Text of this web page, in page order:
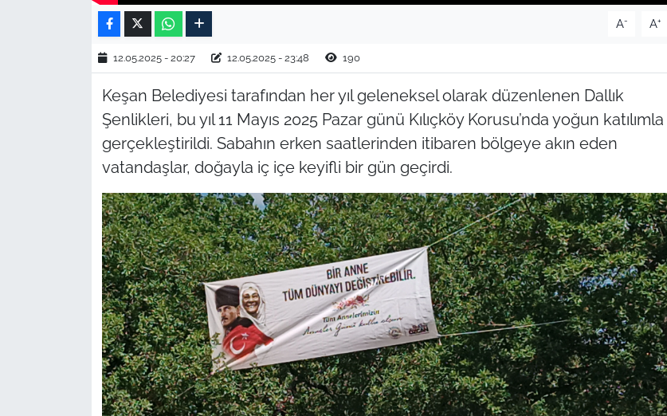
A- A+
12.05.2025 - 20:27 12.05.2025 - 23:48 190
Keşan Belediyesi tarafından her yıl geleneksel olarak düzenlenen Dallık
Şenlikleri, bu yıl 11 Mayıs 2025 Pazar günü Kılıçköy Korusu’nda yoğun katılımla
gerçekleştirildi. Sabahın erken saatlerinden itibaren bölgeye akın eden
vatandaşlar, doğayla iç içe keyifli bir gün geçirdi.
KIRKLARELİ
ÇANAKKALE
TÜRKİYE
Flaş Haber
Dış Haberler